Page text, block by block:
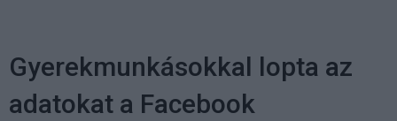
Gyerekmunkásokkal lopta az
adatokat a Facebook